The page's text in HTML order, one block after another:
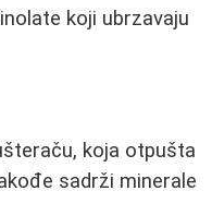
koji ubrzavaju
koja otpušta
sadrži minerale